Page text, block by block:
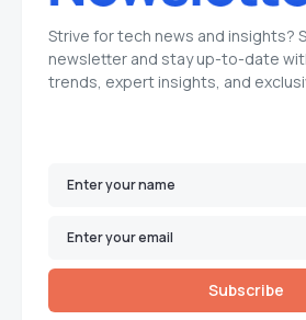
Strive for tech news and insights?
newsletter and stay up-to-date
trends, expert insights, and
Subscribe